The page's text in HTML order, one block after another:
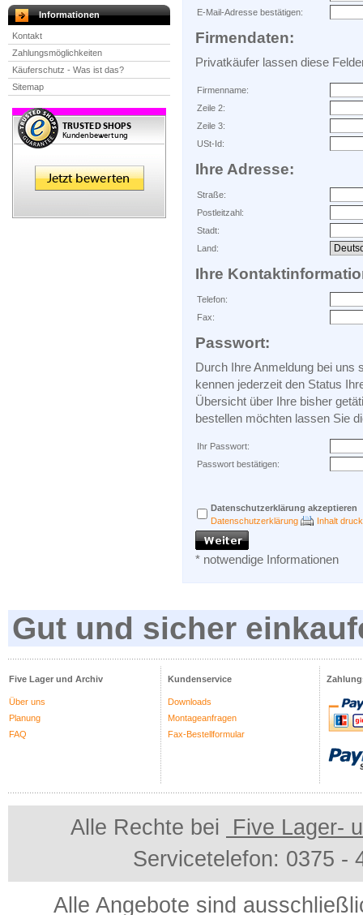
Informationen
Kontakt
Zahlungsmöglichkeiten
Käuferschutz - Was ist das?
Sitemap
E-Mail-Adresse bestätigen:
Firmendaten:
Privatkäufer lassen diese
Firmenname:
Zeile 2:
Zeile 3:
USt-Id:
Ihre Adresse:
Straße:
Postleitzahl:
Stadt:
Land:
Ihre
Telefon:
Fax:
Passwort:
Durch Ihre Anmeldung bei uns
kennen jederzeit den Status
Übersicht über Ihre bisher
bestellen möchten lassen Sie
Ihr Passwort:
Passwort bestätigen:
Datenschutzerklärung akzeptieren
Datenschutzerklärung
Inhalt
* notwendige Informationen
Gut und sicher
Five Lager und Archiv
Über uns
Planung
FAQ
Kundenservice
Downloads
Montageanfragen
Fax-Bestellformular
Alle Rechte bei
Five Lager-
Servicetelefon: 0375 -
Alle Angebote sind